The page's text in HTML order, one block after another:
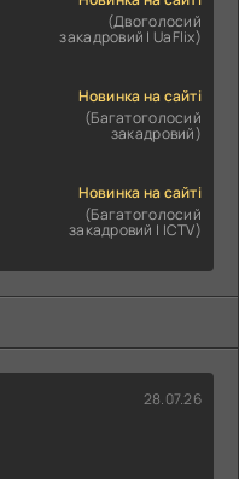
(Двоголосий
закадровий | UaFlix)
Новинка на сайті
(Багатоголосий
закадровий)
Новинка на сайті
(Багатоголосий
закадровий | ICTV)
28.07.26